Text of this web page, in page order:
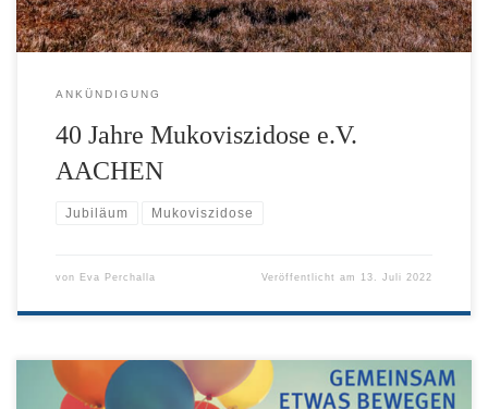
ANKÜNDIGUNG
40 Jahre Mukoviszidose e.V.
AACHEN
Jubiläum Mukoviszidose
von Eva Perchalla Veröffentlicht am 13. Juli 2022